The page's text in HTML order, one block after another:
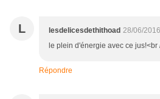
L lesdelicesdethithoad 28/06/
le plein d'énergie avec ce
Répondre